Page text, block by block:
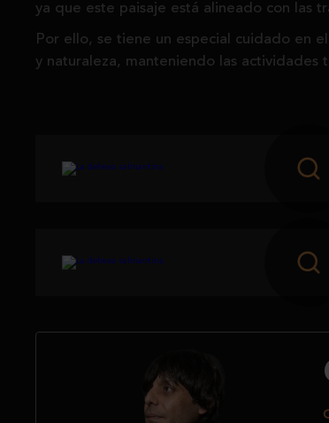
ya que este paisaje está alineado con las
Por ello, se tiene un especial cuidado en el
y naturaleza, manteniendo las actividades